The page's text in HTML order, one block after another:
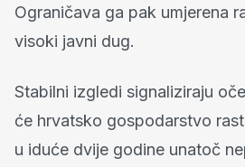
Ograničava ga pak umjerena
visoki javni dug.
Stabilni izgledi signaliziraju
će hrvatsko gospodarstvo
u iduće dvije godine unatoč